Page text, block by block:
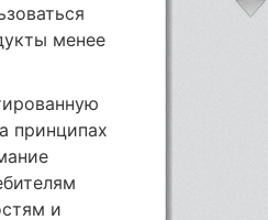
менее
принципах
и